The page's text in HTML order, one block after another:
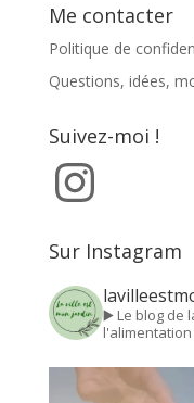
Me contacter
Politique de
Questions, idées,
Suivez-moi !
Instagram
Sur Instagram
▶️ Le blog de